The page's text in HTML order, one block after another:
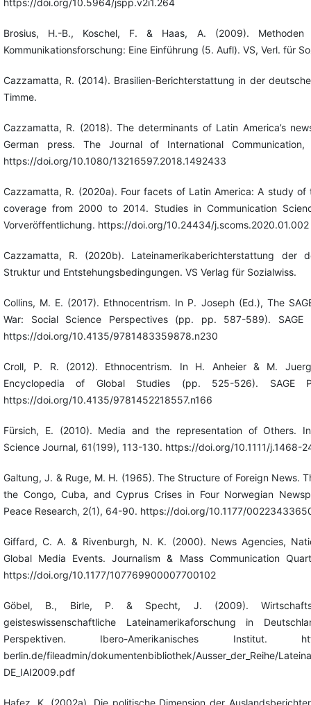
Brosius, H.-B., Koschel, F. & Haas, A. (2009). Methoden
Kommunikationsforschung: Eine Einführung (5. Aufl). VS, Verl. für
Cazzamatta, R. (2014). Brasilien-Berichterstattung in der
Timme.
Cazzamatta, R. (2018). The determinants of Latin America’s
German press. The Journal of International
https://doi.org/10.1080/13216597.2018.1492433
Cazzamatta, R. (2020a). Four facets of Latin America: A study of
coverage from 2000 to 2014. Studies in Communication
Vorveröffentlichung. https://doi.org/10.24434/j.scoms.2020.01.002
Cazzamatta, R. (2020b). Lateinamerikaberichterstattung der
Struktur und Entstehungsbedingungen. VS Verlag für Sozialwiss.
Collins, M. E. (2017). Ethnocentrism. In P. Joseph (Ed.), The
War: Social Science Perspectives (pp. pp. 587-589). SAGE
https://doi.org/10.4135/9781483359878.n230
Croll, P. R. (2012). Ethnocentrism. In H. Anheier & M.
Encyclopedia of Global Studies (pp. 525-526). SAGE
https://doi.org/10.4135/9781452218557.n166
Fürsich, E. (2010). Media and the representation of Others.
Science Journal, 61(199), 113-130. https://doi.org/10.1111/j.1468-
Galtung, J. & Ruge, M. H. (1965). The Structure of Foreign News.
the Congo, Cuba, and Cyprus Crises in Four Norwegian
Peace Research, 2(1), 64-90. https://doi.org/10.1177/
Giffard, C. A. & Rivenburgh, N. K. (2000). News Agencies,
Global Media Events. Journalism & Mass Communication
https://doi.org/10.1177/107769900007700102
Göbel, B., Birle, P. & Specht, J. (2009).
geisteswissenschaftliche Lateinamerikaforschung in
Perspektiven. Ibero-Amerikanisches Institut.
berlin.de/fileadmin/dokumentenbibliothek/Ausser_der_Reihe/
DE_IAI2009.pdf
Hafez, K. (2002a). Die politische Dimension der